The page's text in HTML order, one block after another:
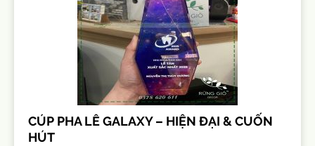
CÚP PHA LÊ GALAXY – HIỆN ĐẠI & CUỐN
HÚT